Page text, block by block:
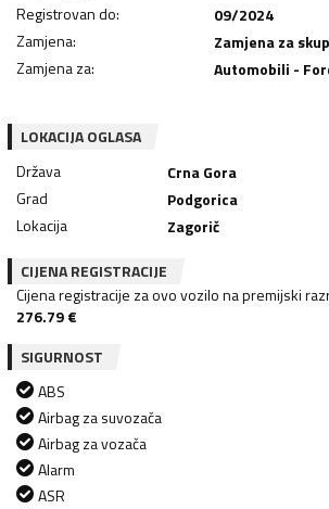
Registrovan do:
09/2024
Zamjena:
Zamjena za
Zamjena za: Automobili -
LOKACIJA OGLASA
Država
Crna Gora
Grad
Podgorica
Lokacija
Zagorič
CIJENA REGISTRACIJE
Cijena registracije za ovo vozilo na premijski
276.79€
SIGURNOST
ABS
Airbag za suvozača
Airbag za vozača
Alarm
ASR